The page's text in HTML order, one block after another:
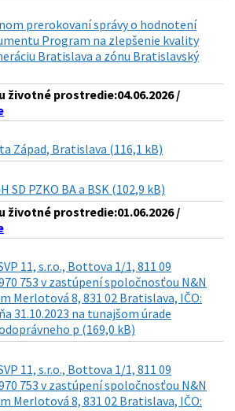
prerokovaní správy o hodnotení
Program na zlepšenie kvality
Bratislava a zónu Bratislavský
životné prostredie:04.06.2026 /
Západ, Bratislava (116,1 kB)
SD PZKO BA a BSK (102,9 kB)
životné prostredie:01.06.2026 /
11, s.r.o., Bottova 1/1, 811 09
753 v zastúpení spoločnosťou N&N
Merlotová 8, 831 02 Bratislava, IČO:
31.10.2023 na tunajšom úrade
p (169,0 kB)
11, s.r.o., Bottova 1/1, 811 09
753 v zastúpení spoločnosťou N&N
Merlotová 8, 831 02 Bratislava, IČO: